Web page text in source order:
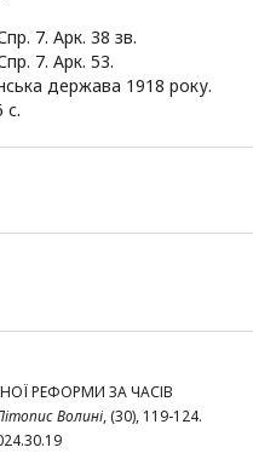
7. Арк. 38 зв.
7. Арк. 53.
держава 1918 року.
с.
РЕФОРМИ ЗА ЧАСІВ
Волині, (30), 119-124.